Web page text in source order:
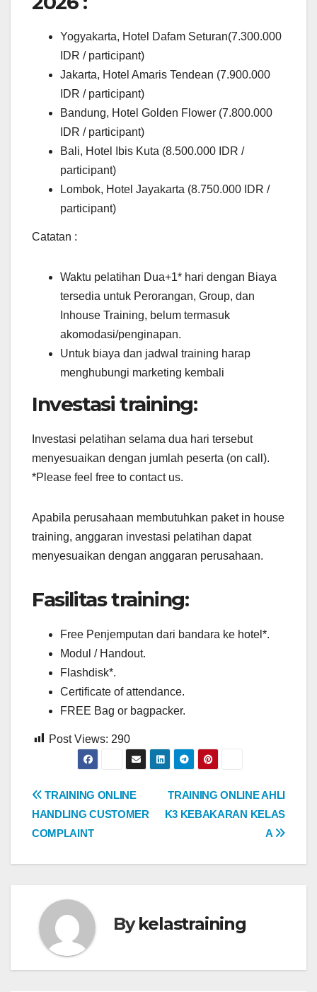
Yogyakarta, Hotel Dafam Seturan(7.300.000
IDR / participant)
Jakarta, Hotel Amaris Tendean (7.900.000
IDR / participant)
Bandung, Hotel Golden Flower (7.800.000
IDR / participant)
Bali, Hotel Ibis Kuta (8.500.000 IDR /
participant)
Lombok, Hotel Jayakarta (8.750.000 IDR /
participant)
Catatan :
Waktu pelatihan Dua+1* hari dengan Biaya
tersedia untuk Perorangan, Group, dan
Inhouse Training, belum termasuk
akomodasi/penginapan.
Untuk biaya dan jadwal training harap
menghubungi marketing kembali
Investasi training:
Investasi pelatihan selama dua hari tersebut
menyesuaikan dengan jumlah peserta (on call).
*Please feel free to contact us.
Apabila perusahaan membutuhkan paket in house
training, anggaran investasi pelatihan dapat
menyesuaikan dengan anggaran perusahaan.
Fasilitas training:
Free Penjemputan dari bandara ke hotel*.
Modul / Handout.
Flashdisk*.
Certificate of attendance.
FREE Bag or bagpacker.
Post Views: 290
Post
navigation
TRAINING ONLINE AHLI
K3 KEBAKARAN KELAS
A
TRAINING ONLINE
HANDLING CUSTOMER
COMPLAINT
Bykelastraining